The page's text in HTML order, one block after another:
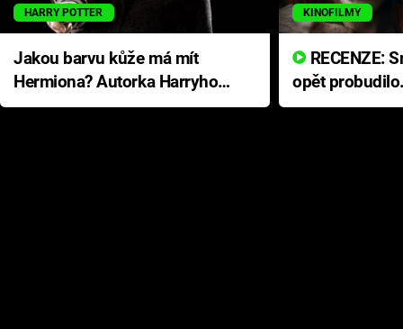
HARRY POTTER
Jakou barvu kůže má mít
Hermiona? Autorka Harryho
Pottera přišla s ráznou
KINOFILMY
opět
přichází s